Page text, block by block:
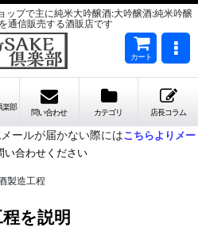
ップで主に純米大吟醸酒:大吟醸酒:純米吟醸
通信販売する酒販店です
カート
楽部
問い合わせ カテゴリ 店長コラム
ールが届かない際にはこちらよりメー
い合わせください
製造工程
を説明